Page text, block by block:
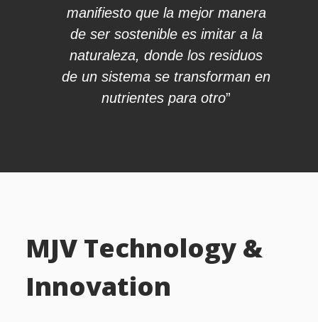
manifiesto que la mejor manera
de ser sostenible es imitar a la
naturaleza, donde los residuos
de un sistema se transforman en
nutrientes para otro”
MJV Technology &
Innovation